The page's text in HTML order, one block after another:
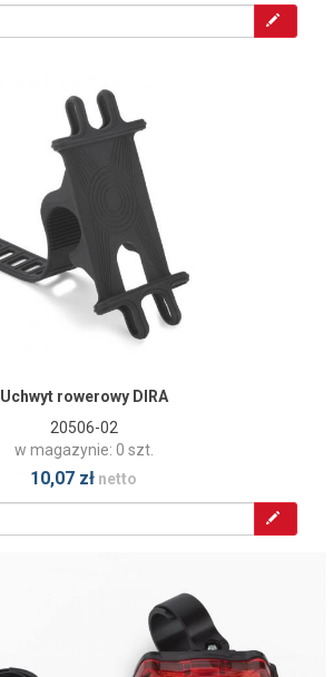
Uchwyt rowerowy DIRA
20506-02
w magazynie: 0 szt.
10,07 zł netto